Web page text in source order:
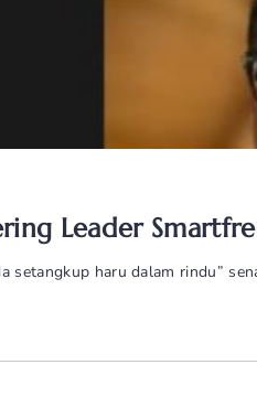
Leader
setangkup haru dalam rindu”